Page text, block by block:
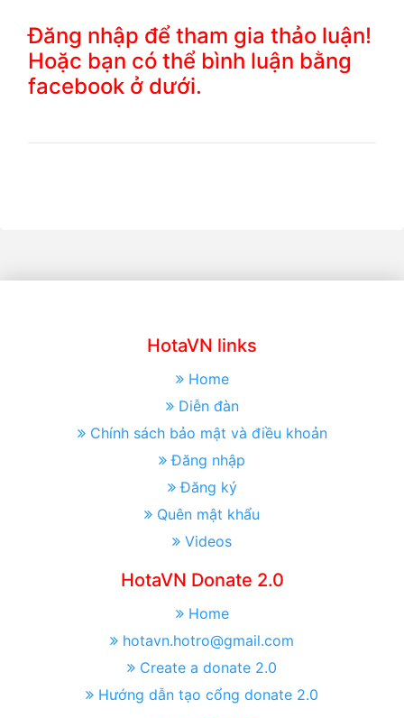
Đăng nhập để tham gia thảo luận!
Hoặc bạn có thể bình luận bằng
facebook ở dưới.
HotaVN links
Home
Diễn đàn
Chính sách bảo mật và điều khoản
Đăng nhập
Đăng ký
Quên mật khẩu
Videos
HotaVN Donate 2.0
Home
hotavn.hotro@gmail.com
Create a donate 2.0
Hướng dẫn tạo cổng donate 2.0